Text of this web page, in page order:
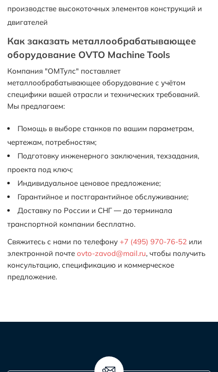
производстве высокоточных элементов конструкций и
двигателей
Как заказать металлообрабатывающее
оборудование OVTO Machine Tools
Компания "ОМТулс" поставляет
металлообрабатывающее оборудование с учётом
специфики вашей отрасли и технических требований.
Мы предлагаем:
Помощь в выборе станков по вашим параметрам,
чертежам, потребностям;
Подготовку инженерного заключения, техзадания,
проекта под ключ;
Индивидуальное ценовое предложение;
Гарантийное и постгарантийное обслуживание;
Доставку по России и СНГ — до терминала
транспортной компании бесплатно.
Свяжитесь с нами по телефону +7 (495) 970-76-52 или
электронной почте ovto-zavod@mail.ru, чтобы получить
консультацию, спецификацию и коммерческое
предложение.